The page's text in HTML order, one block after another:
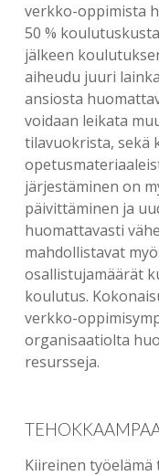
verkko-oppimista
50 %
jälkeen
aiheudu juuri
ansiosta
voidaan leikata
tilavuokrista, sekä
järjestäminen on
päivittäminen ja
huomattavasti
mahdollistavat
osallistujamäärät
koulutus.
verkko-
organisaatiolta
resursseja.
Kiireinen työelämä